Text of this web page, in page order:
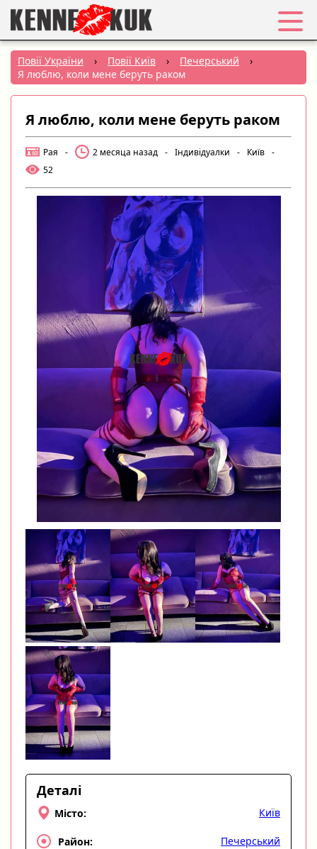
Обране
Вхід
Реєстрація
Міста:
РУС|
УКР
Створити оголошення
Повії України › Повії Київ › Печерський
›
Я люблю, коли мене беруть раком
Я люблю, коли мене беруть раком
Рая - 2 месяца назад - Індивідуалки - Київ -
52
Деталі
Місто: Київ
Район: Печерський